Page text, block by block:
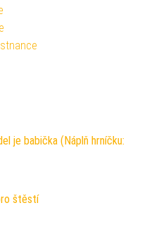
je babička (Náplň hrníčku:
štěstí